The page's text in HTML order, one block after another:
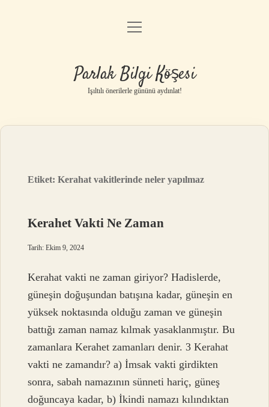
Anasayfa
Yasal Uyarı
menüyü
Parlak Bilgi Köşesi
Işıltılı önerilerle gününü aydınlat!
Etiket:Kerahat vakitlerinde neler yapılmaz
Kerahet Vakti Ne Zaman
Tarih: Ekim 9, 2024
Kerahat vakti ne zaman giriyor? Hadislerde,
güneşin doğuşundan batışına kadar, güneşin en
yüksek noktasında olduğu zaman ve güneşin
battığı zaman namaz kılmak yasaklanmıştır. Bu
zamanlara Kerahet zamanları denir. 3 Kerahat
vakti ne zamandır? a) İmsak vakti girdikten
sonra, sabah namazının sünneti hariç, güneş
doğuncaya kadar, b) İkindi namazı kılındıktan